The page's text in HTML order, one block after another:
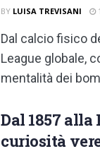
BY LUISA TREVISANI
Dal calcio fisico
League globale,
mentalità dei
Dal 1857 alla
curiosità